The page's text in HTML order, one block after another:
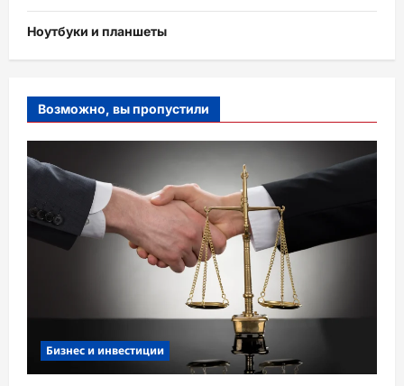
Ноутбуки и планшеты
Возможно, вы пропустили
Бизнес и инвестиции